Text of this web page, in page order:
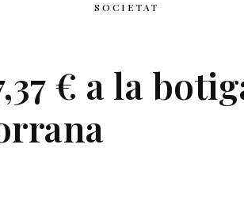
SOCIETAT
€ a la